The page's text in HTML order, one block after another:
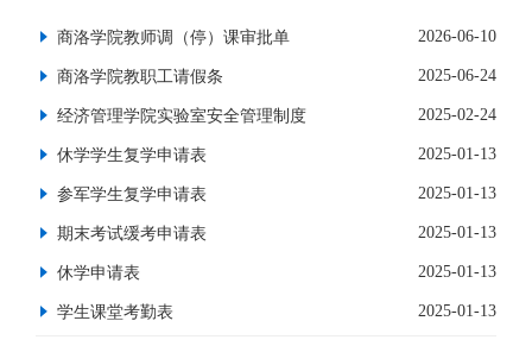
商洛学院教师调（停）课审批单 2026-06-10
商洛学院教职工请假条 2025-06-24
经济管理学院实验室安全管理制度 2025-02-24
休学学生复学申请表 2025-01-13
参军学生复学申请表 2025-01-13
期末考试缓考申请表 2025-01-13
休学申请表 2025-01-13
学生课堂考勤表 2025-01-13